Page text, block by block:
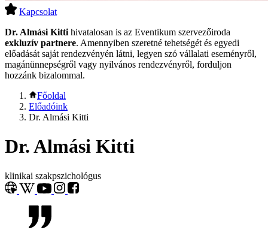
Kapcsolat
Dr. Almási Kitti hivatalosan is az Eventikum szervezőiroda
exkluzív partnere. Amennyiben szeretné tehetségét és egyedi
előadását saját rendezvényén látni, legyen szó vállalati eseményről,
magánünnepségről vagy nyilvános rendezvényről, forduljon
hozzánk bizalommal.
Főoldal
Előadóink
Dr. Almási Kitti
Dr. Almási Kitti
klinikai szakpszichológus